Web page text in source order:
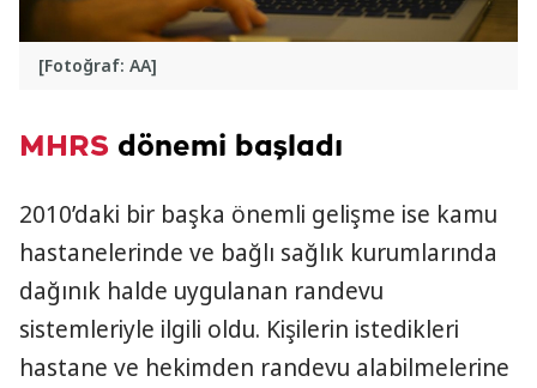
[Fotoğraf: AA]
MHRS dönemi başladı
2010’daki bir başka önemli gelişme ise kamu
hastanelerinde ve bağlı sağlık kurumlarında
dağınık halde uygulanan randevu
sistemleriyle ilgili oldu. Kişilerin istedikleri
hastane ve hekimden randevu alabilmelerine